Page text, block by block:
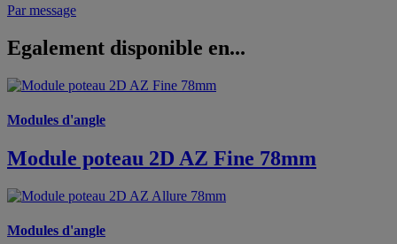
Par message
Egalement disponible en...
Modules d'angle
Module poteau 2D AZ Fine 78mm
Modules d'angle